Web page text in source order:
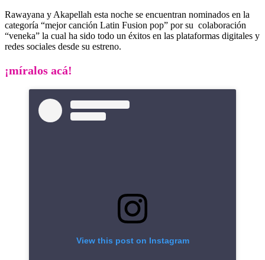
Rawayana y Akapellah esta noche se encuentran nominados en la
categoría “mejor canción Latin Fusion pop” por su colaboración
“veneka” la cual ha sido todo un éxitos en las plataformas digitales y
redes sociales desde su estreno.
¡míralos acá!
View this post on Instagram